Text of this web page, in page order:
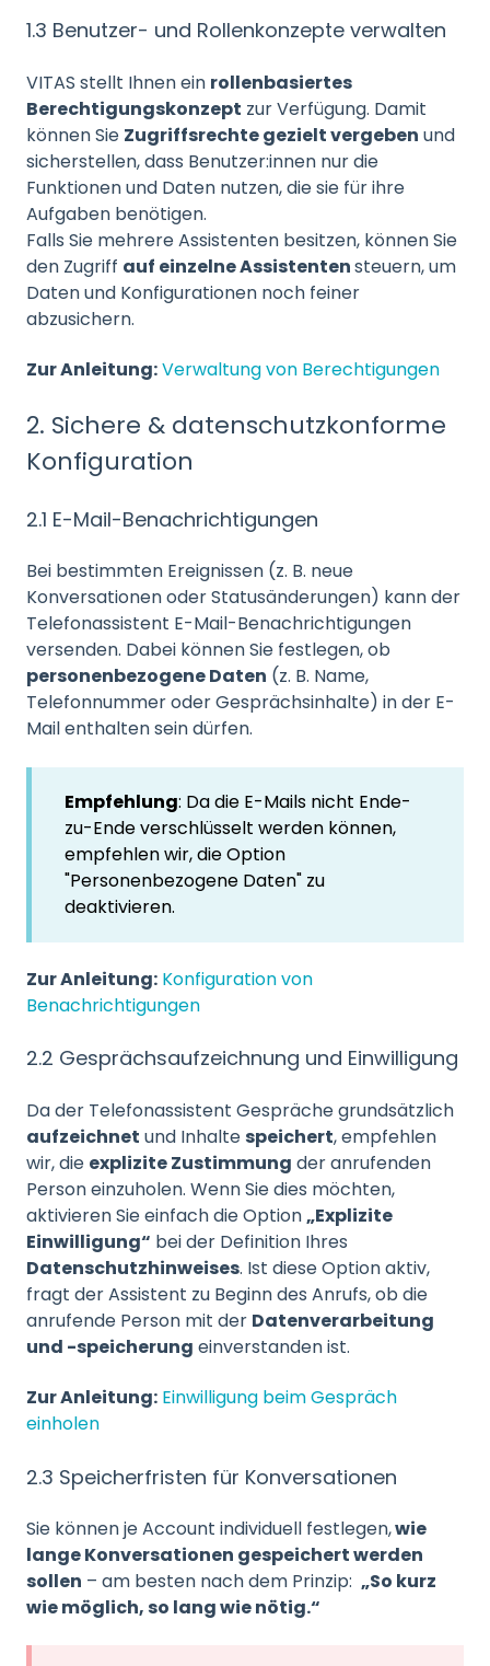
1.3 Benutzer- und Rollenkonzepte verwalten
VITAS stellt Ihnen ein rollenbasiertes
Berechtigungskonzept zur Verfügung. Damit
können Sie Zugriffsrechte gezielt vergeben und
sicherstellen, dass Benutzer:innen nur die
Funktionen und Daten nutzen, die sie für ihre
Aufgaben benötigen.
Falls Sie mehrere Assistenten besitzen, können Sie
den Zugriff auf einzelne Assistentensteuern, um
Daten und Konfigurationen noch feiner
abzusichern.
Zur Anleitung:Verwaltung von Berechtigungen
2. Sichere & datenschutzkonforme
Konfiguration
2.1 E-Mail-Benachrichtigungen
Bei bestimmten Ereignissen (z. B. neue
Konversationen oder Statusänderungen) kann der
Telefonassistent E-Mail-Benachrichtigungen
versenden. Dabei können Sie festlegen, ob
personenbezogene Daten (z. B. Name,
Telefonnummer oder Gesprächsinhalte) in der E-
Mail enthalten sein dürfen.
Empfehlung: Da die E-Mails nicht Ende-
zu-Ende verschlüsselt werden können,
empfehlen wir, die Option
"Personenbezogene Daten" zu
deaktivieren.
Zur Anleitung: Konfiguration von
Benachrichtigungen
2.2 Gesprächsaufzeichnung und Einwilligung
Da der Telefonassistent Gespräche grundsätzlich
aufzeichnet und Inhaltespeichert, empfehlen
wir, die explizite Zustimmung der anrufenden
Person einzuholen. Wenn Sie dies möchten,
aktivieren Sie einfach die Option„Explizite
Einwilligung“ bei der Definition Ihres
Datenschutzhinweises. Ist diese Option aktiv,
fragt der Assistent zu Beginn des Anrufs, ob die
anrufende Person mit der Datenverarbeitung
und -speicherung einverstanden ist.
Zur Anleitung: Einwilligung beim Gespräch
einholen
2.3 Speicherfristen für Konversationen
Sie können je Account individuell festlegen,wie
lange Konversationen gespeichert werden
sollen – am besten nach dem Prinzip: „So kurz
wie möglich, so lang wie nötig.“